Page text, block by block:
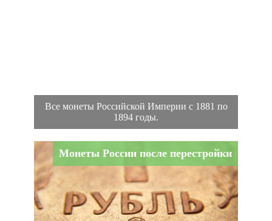
Все монеты Российской Империи с 1881 по
1894 годы.
Монеты России после перестройки